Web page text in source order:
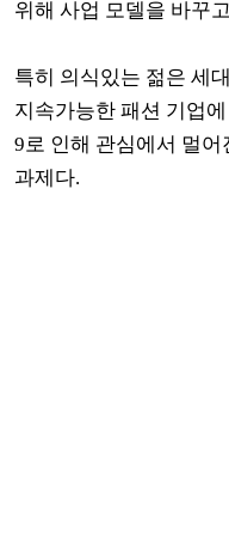
위해 사업 모델을 바꾸
특히 의식있는 젊은 세
지속가능한 패션 기업
9로 인해 관심에서 멀
과제다.